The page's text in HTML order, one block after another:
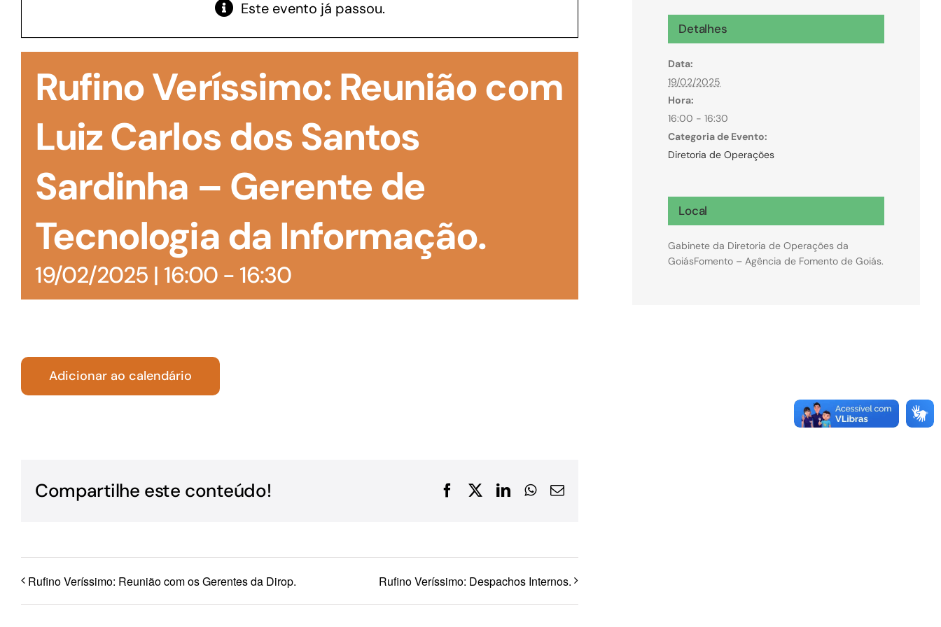
manutenção de estoques e despesas operacionais
realizar obras, dentre outros serviços
Microcrédito
Para MEI, microempresas e pessoas físicas
(feirantes e transportes)
Turismo Repasse
Este evento já passou.
Rufino Veríssimo: Reunião com
Luiz Carlos dos Santos
Sardinha – Gerente de
Tecnologia da Informação.
19/02/2025 | 16:00- 16:30
Adicionar ao calendário
Compartilhe este conteúdo! FacebookLinkedInWhatsApp
E-
Rufino Veríssimo: Reunião com os Gerentes da Dirop. Rufino Veríssimo: Despachos Internos.
Detalhes
Data:
19/02/2025
Hora:
16:00 - 16:30
Categoria de Evento:
Diretoria de Operações
Local
Gabinete da Diretoria de Operações da
GoiásFomento – Agência de Fomento de Goiás.